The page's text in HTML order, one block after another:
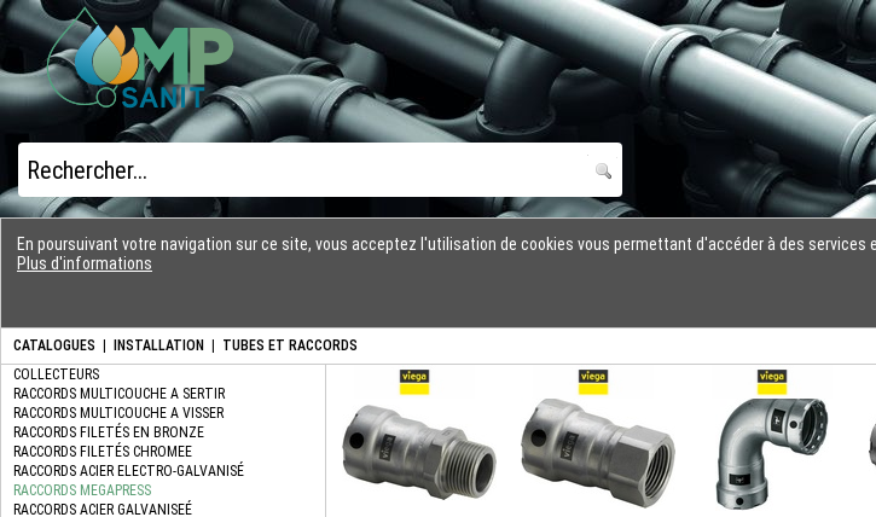
CATALOGUES INSTALLATION TUBES ET RACCORDS
En poursuivant votre navigation sur ce site, vous acceptez l'utilisation de cookies vous permettant d'accéder à des
Plus d'informations